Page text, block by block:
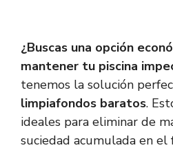
¿Buscas una opción
mantener tu piscina
tenemos la solución
limpiafondos baratos.
ideales para eliminar de
suciedad acumulada en el